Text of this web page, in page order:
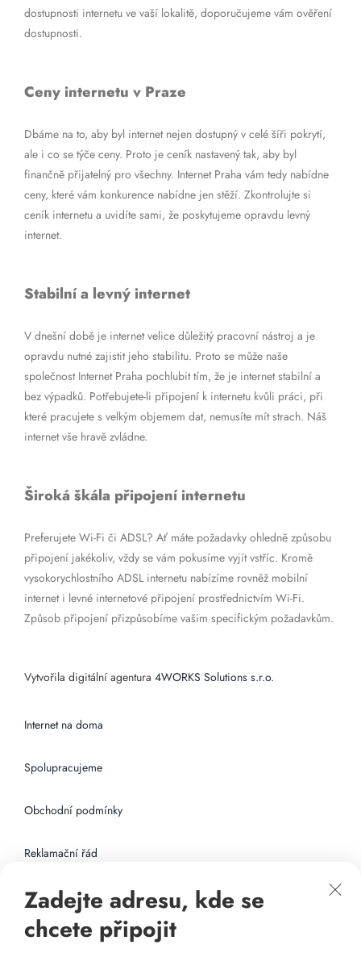
dostupnosti internetu ve vaší lokalitě, doporučujeme vám ověření
dostupnosti.
Ceny internetu v Praze
Dbáme na to, aby byl internet nejen dostupný v celé šíři pokrytí,
ale i co se týče ceny. Proto je ceník nastavený tak, aby byl
finančně přijatelný pro všechny. Internet Praha vám tedy nabídne
ceny, které vám konkurence nabídne jen stěží. Zkontrolujte si
ceník internetu a uvidíte sami, že poskytujeme opravdu levný
internet.
Stabilní a levný internet
V dnešní době je internet velice důležitý pracovní nástroj a je
opravdu nutné zajistit jeho stabilitu. Proto se může naše
společnost Internet Praha pochlubit tím, že je internet stabilní a
bez výpadků. Potřebujete-li připojení k internetu kvůli práci, při
které pracujete s velkým objemem dat, nemusíte mít strach. Náš
internet vše hravě zvládne.
Široká škála připojení internetu
Preferujete Wi-Fi či ADSL? Ať máte požadavky ohledně způsobu
připojení jakékoliv, vždy se vám pokusíme vyjít vstříc. Kromě
vysokorychlostního ADSL internetu nabízíme rovněž mobilní
internet i levné internetové připojení prostřednictvím Wi-Fi.
Způsob připojení přizpůsobíme vašim specifickým požadavkům.
Vytvořila digitální agentura 4WORKS Solutions s.r.o.
Internet na doma
Spolupracujeme
Obchodní podmínky
Reklamační řád
Připojení k internetu
Odkazy
Zadejte adresu, kde se
chcete připojit